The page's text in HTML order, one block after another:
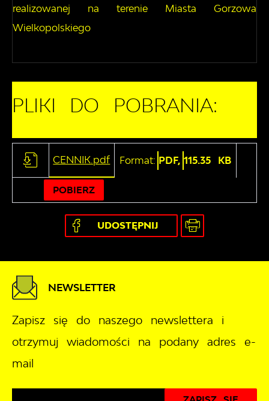
realizowanej na terenie Miasta Gorzowa
Wielkopolskiego
PLIKI DO POBRANIA:
CENNIK.pdf Format: PDF, 115.35 KB
POBIERZ
UDOSTĘPNIJ
NEWSLETTER
Zapisz się do naszego newslettera i
otrzymuj wiadomości na podany adres e-
mail